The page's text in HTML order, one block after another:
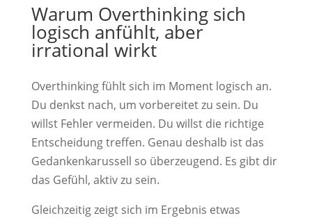
Warum Overthinking sich
logisch anfühlt, aber
irrational wirkt
Overthinking fühlt sich im Moment logisch an.
Du denkst nach, um vorbereitet zu sein. Du
willst Fehler vermeiden. Du willst die richtige
Entscheidung treffen. Genau deshalb ist das
Gedankenkarussell so überzeugend. Es gibt dir
das Gefühl, aktiv zu sein.
Gleichzeitig zeigt sich im Ergebnis etwas